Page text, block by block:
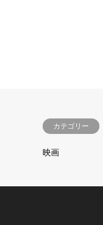
カテゴリー
映画